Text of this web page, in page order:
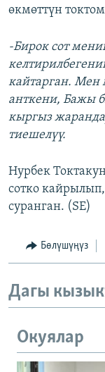
өкмөттүн
-Бирок сот
кайтарган. Мен
анткени, Бажы
кыргыз
тиешелүү.
Нурбек
сотко
суранган. (SE)
Бөлүшүңүз
Дагы
Окуялар